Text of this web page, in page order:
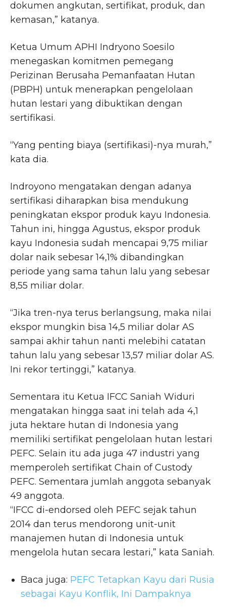
dokumen angkutan, sertifikat, produk, dan
kemasan,” katanya.
Ketua Umum APHI Indryono Soesilo
menegaskan komitmen pemegang
Perizinan Berusaha Pemanfaatan Hutan
(PBPH) untuk menerapkan pengelolaan
hutan lestari yang dibuktikan dengan
sertifikasi.
“Yang penting biaya (sertifikasi)-nya murah,”
kata dia.
Indroyono mengatakan dengan adanya
sertifikasi diharapkan bisa mendukung
peningkatan ekspor produk kayu Indonesia.
Tahun ini, hingga Agustus, ekspor produk
kayu Indonesia sudah mencapai 9,75 miliar
dolar naik sebesar 14,1% dibandingkan
periode yang sama tahun lalu yang sebesar
8,55 miliar dolar.
“Jika tren-nya terus berlangsung, maka nilai
ekspor mungkin bisa 14,5 miliar dolar AS
sampai akhir tahun nanti melebihi catatan
tahun lalu yang sebesar 13,57 miliar dolar AS.
Ini rekor tertinggi,” katanya.
Sementara itu Ketua IFCC Saniah Widuri
mengatakan hingga saat ini telah ada 4,1
juta hektare hutan di Indonesia yang
memiliki sertifikat pengelolaan hutan lestari
PEFC. Selain itu ada juga 47 industri yang
memperoleh sertifikat Chain of Custody
PEFC. Sementara jumlah anggota sebanyak
49 anggota.
“IFCC di-endorsed oleh PEFC sejak tahun
2014 dan terus mendorong unit-unit
manajemen hutan di Indonesia untuk
mengelola hutan secara lestari,” kata Saniah.
Baca juga: PEFC Tetapkan Kayu dari Rusia
sebagai Kayu Konflik, Ini Dampaknya